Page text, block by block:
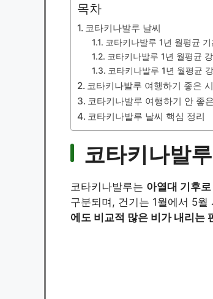
목차
코타키나발루 날씨
코타키나발루 1년 월평균 기
코타키나발루 1년 월평균
코타키나발루 1년 월평균
코타키나발루 여행하기 좋은
코타키나발루 여행하기 안 좋
코타키나발루 날씨 핵심 정리
코타키나발
코타키나발루는 아열대 기후
구분되며, 건기는 1월에서 5
에도 비교적 많은 비가 내리는